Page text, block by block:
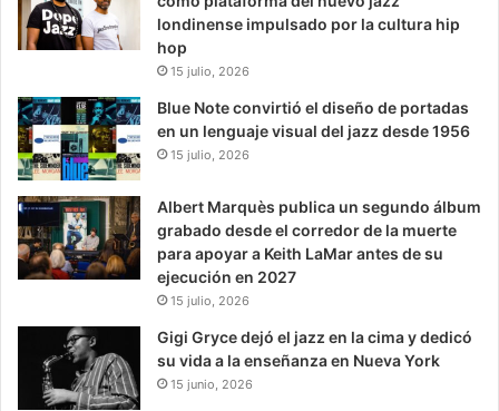
londinense impulsado por la cultura hip
hop
15 julio, 2026
Blue Note convirtió el diseño de portadas
en un lenguaje visual del jazz desde 1956
15 julio, 2026
Albert Marquès publica un segundo álbum
grabado desde el corredor de la muerte
para apoyar a Keith LaMar antes de su
ejecución en 2027
15 julio, 2026
Gigi Gryce dejó el jazz en la cima y dedicó
su vida a la enseñanza en Nueva York
15 junio, 2026